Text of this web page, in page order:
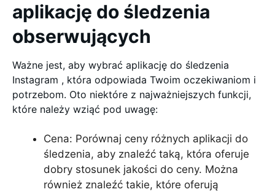
aplikację do śledzenia
obserwujących
Ważne jest, aby wybrać aplikację do śledzenia
Instagram , która odpowiada Twoim oczekiwaniom i
potrzebom. Oto niektóre z najważniejszych funkcji,
które należy wziąć pod uwagę:
Cena: Porównaj ceny różnych aplikacji do
śledzenia, aby znaleźć taką, która oferuje
dobry stosunek jakości do ceny. Można
również znaleźć takie, które oferują